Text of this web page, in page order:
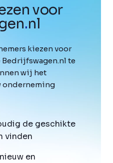
voor
.nl
kiezen voor
te
wij het
onderneming
de geschikte
vinden
en